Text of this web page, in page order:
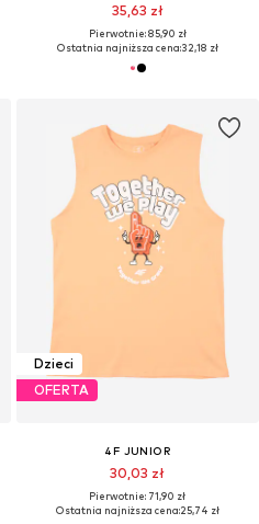
35,63 zł
Pierwotnie: 85,90 zł
Ostatnia najniższa cena:32,18 zł
Dzieci
OFERTA
4F JUNIOR
30,03 zł
Pierwotnie: 71,90 zł
Ostatnia najniższa cena:25,74 zł